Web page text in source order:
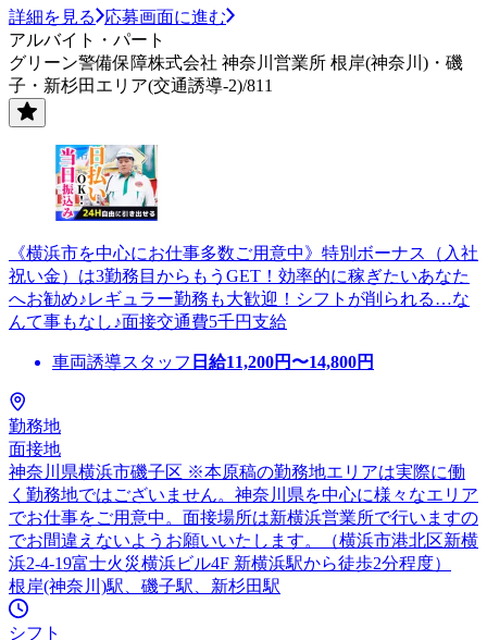
詳細を見る
応募画面に進む
アルバイト・パート
グリーン警備保障株式会社 神奈川営業所 根岸(神奈川)・磯
子・新杉田エリア(交通誘導-2)/811
《横浜市を中心にお仕事多数ご用意中》特別ボーナス（入社
祝い金）は3勤務目からもうGET！効率的に稼ぎたいあなた
へお勧め♪レギュラー勤務も大歓迎！シフトが削られる…な
んて事もなし♪面接交通費5千円支給
車両誘導スタッフ 日給11,200円〜14,800円
勤務地
面接地
神奈川県横浜市磯子区 ※本原稿の勤務地エリアは実際に働
く勤務地ではございません。神奈川県を中心に様々なエリア
でお仕事をご用意中。面接場所は新横浜営業所で行いますの
でお間違えないようお願いいたします。（横浜市港北区新横
浜2-4-19富士火災横浜ビル4F 新横浜駅から徒歩2分程度）
根岸(神奈川)駅、磯子駅、新杉田駅
シフト